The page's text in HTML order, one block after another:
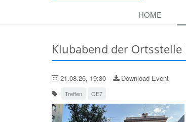
HOME
Klubabend der Ortsstelle
21.08.26, 19:30 Download Event
Treffen OE7